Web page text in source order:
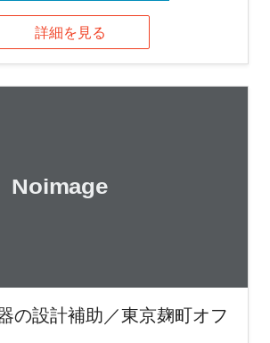
詳細を見る
の設計補助／東京麹町オフ